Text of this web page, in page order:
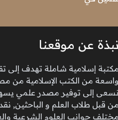
نبذة عن موقعنا
مكتبة إسلامية شاملة تهدف إلى
واسعة من الكتب الإسلامية من
نسعى إلى توفير مصدر علمي
من قبل طلاب العلم و الباحثين,
مختلف جوانب العلوم الشرعية